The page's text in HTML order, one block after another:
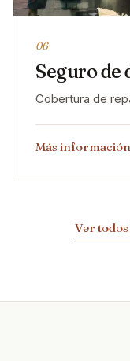
06
Seguro de
Cobertura de
Más información
Ver